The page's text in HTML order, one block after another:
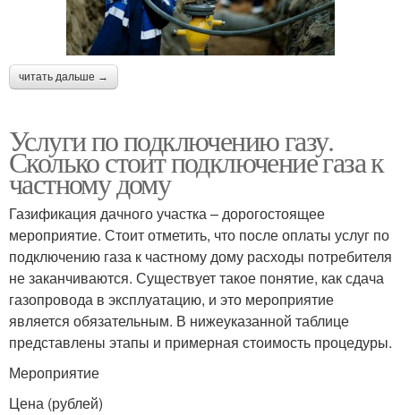
читать дальше →
Услуги по подключению газу.
Сколько стоит подключение газа к
частному дому
Газификация дачного участка – дорогостоящее
мероприятие. Стоит отметить, что после оплаты услуг по
подключению газа к частному дому расходы потребителя
не заканчиваются. Существует такое понятие, как сдача
газопровода в эксплуатацию, и это мероприятие
является обязательным. В нижеуказанной таблице
представлены этапы и примерная стоимость процедуры.
Мероприятие
Цена (рублей)